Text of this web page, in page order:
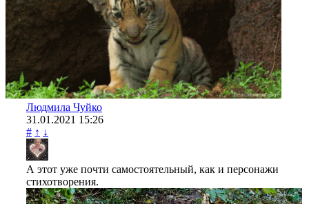
Людмила Чуйко
31.01.2021 15:26
# ↑ ↓
А этот уже почти самостоятельный, как и персонажи
стихотворения.